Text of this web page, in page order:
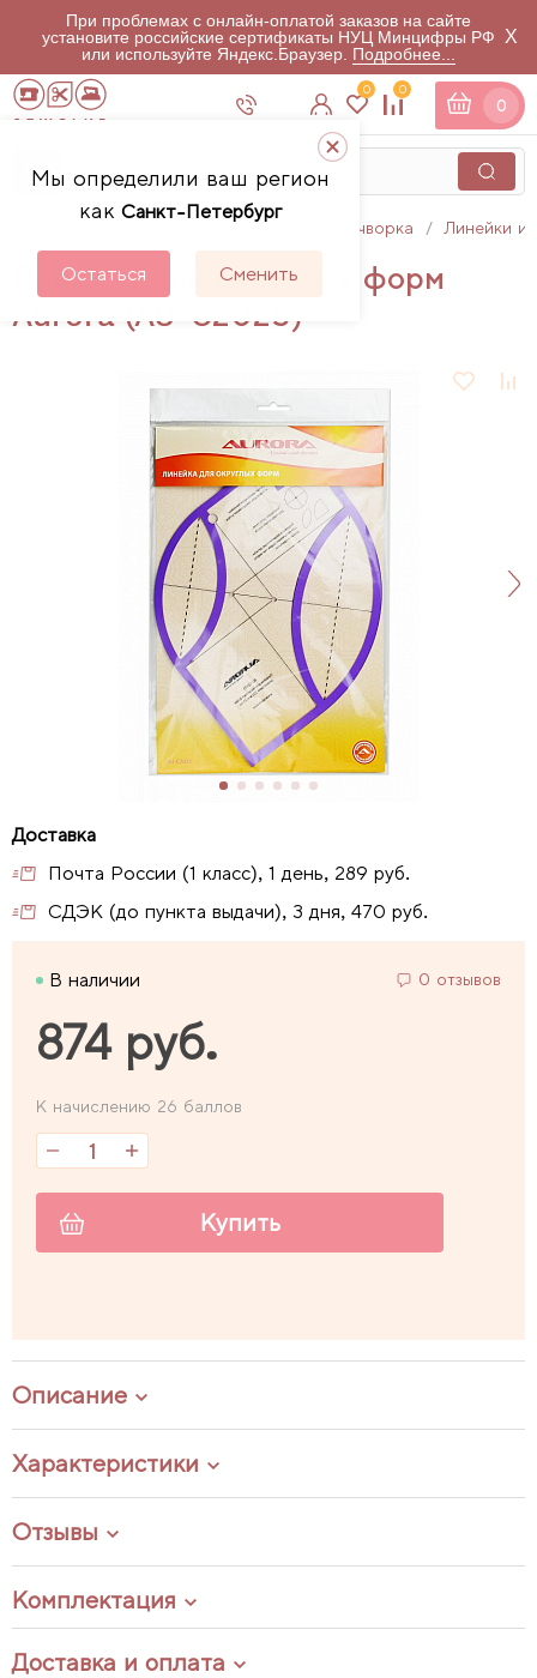
При проблемах с онлайн-оплатой заказов на сайте
установите российские сертификаты НУЦ Минцифры РФ
или используйте Яндекс.Браузер. Подробнее...
X
Мы определили ваш регион
как Санкт-Петербург
Остаться Сменить
0 0
0
Аксессуары для пэчворка Линейки и
Линейка для округлых форм
Aurora (AU-C2025)
Почта России (1 класс), 1 день, 289 руб.
СДЭК (до пункта выдачи), 3 дня, 470 руб.
В наличии 0 отзывов
874 руб.
К начислению 26 баллов
Купить
Описание
Характеристики
Отзывы
Комплектация
Доставка и оплата